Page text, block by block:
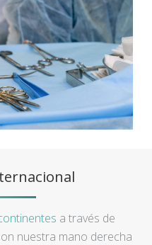
a través de
nuestra mano derecha